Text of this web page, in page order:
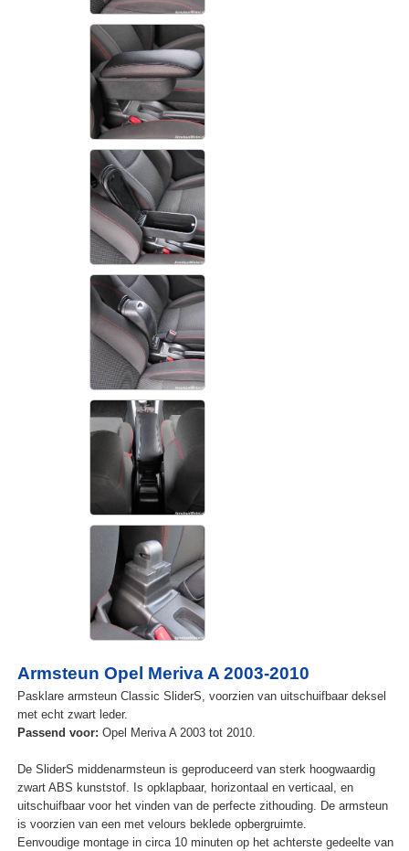
Armsteun Opel Meriva A 2003-2010
Pasklare armsteun Classic SliderS, voorzien van uitschuifbaar deksel
met echt zwart leder.
Passend voor: Opel Meriva A 2003 tot 2010.
De SliderS middenarmsteun is geproduceerd van sterk hoogwaardig
zwart ABS kunststof. Is opklapbaar, horizontaal en verticaal, en
uitschuifbaar voor het vinden van de perfecte zithouding. De armsteun
is voorzien van een met velours beklede opbergruimte.
Eenvoudige montage in circa 10 minuten op het achterste gedeelte van